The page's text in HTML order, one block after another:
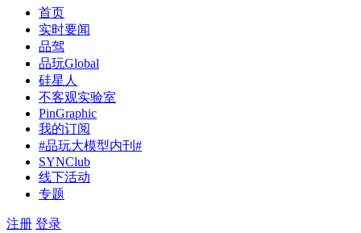
首页
实时要闻
品驾
品玩Global
硅星人
不客观实验室
PinGraphic
我的订阅
#品玩大模型内刊#
SYNClub
线下活动
专题
注册 登录